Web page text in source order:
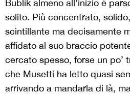
Bublik almeno all’inizio è
solito. Più concentrato,
scintillante ma decisamente
affidato al suo braccio
cercato spesso, forse un po’
che Musetti ha letto quasi
arrivando a mandarla di là,